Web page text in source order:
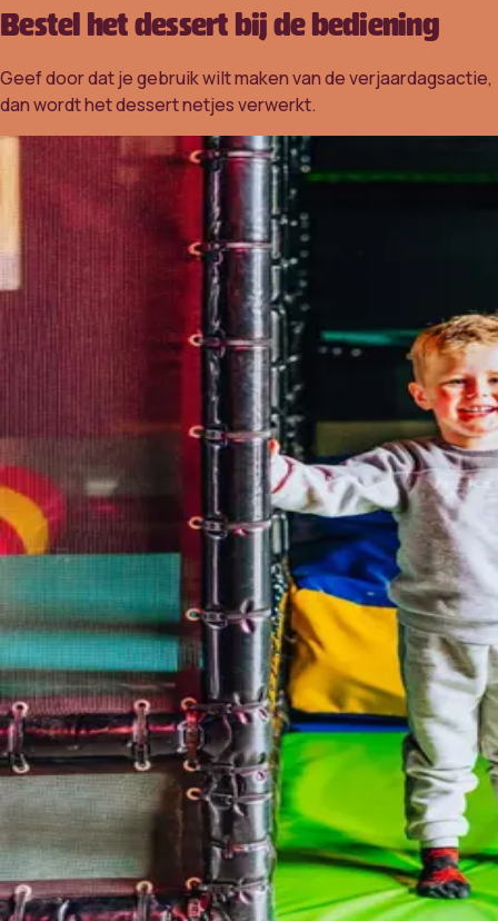
Bestel het dessert bij de bediening
Geef door dat je gebruik wilt maken van de verjaardagsactie,
dan wordt het dessert netjes verwerkt.